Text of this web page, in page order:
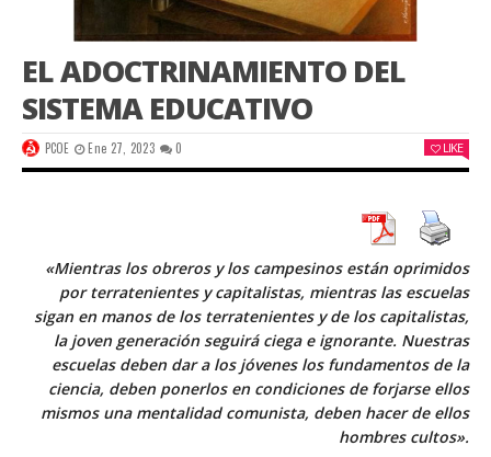
EL ADOCTRINAMIENTO DEL
SISTEMA EDUCATIVO
PCOE Ene 27, 2023 0 LIKE
«Mientras los obreros y los campesinos están oprimidos
por terratenientes y capitalistas, mientras las escuelas
sigan en manos de los terratenientes y de los capitalistas,
la joven generación seguirá ciega e ignorante. Nuestras
escuelas deben dar a los jóvenes los fundamentos de la
ciencia, deben ponerlos en condiciones de forjarse ellos
mismos una mentalidad comunista, deben hacer de ellos
hombres cultos».